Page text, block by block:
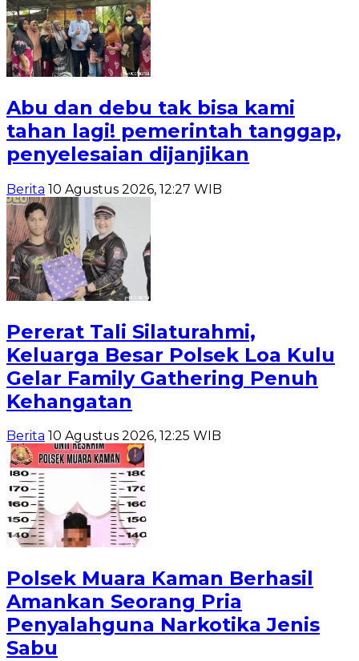
Abu dan debu tak bisa kami
tahan lagi! pemerintah tanggap,
penyelesaian dijanjikan
Berita 10 Agustus 2026, 12:27 WIB
Pererat Tali Silaturahmi,
Keluarga Besar Polsek Loa Kulu
Gelar Family Gathering Penuh
Kehangatan
Berita 10 Agustus 2026, 12:25 WIB
Polsek Muara Kaman Berhasil
Amankan Seorang Pria
Penyalahguna Narkotika Jenis
Sabu